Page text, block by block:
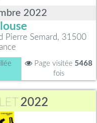
2022
Pierre Semard, 31500
Page visitée 5468
fois
2022